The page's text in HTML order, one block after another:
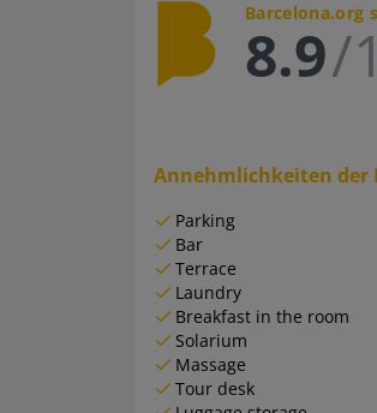
Barcelona.org
8.9/
Annehmlichkeiten der
Parking
Bar
Terrace
Laundry
Breakfast in the room
Solarium
Massage
Tour desk